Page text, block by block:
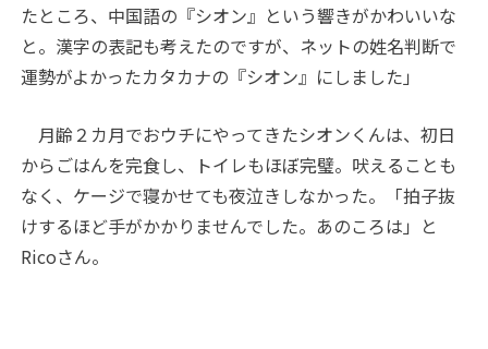
たところ、中国語の『シオン』という響きがかわいいな
と。漢字の表記も考えたのですが、ネットの姓名判断で
運勢がよかったカタカナの『シオン』にしました」
月齢２カ月でおウチにやってきたシオンくんは、初日
からごはんを完食し、トイレもほぼ完璧。吠えることも
なく、ケージで寝かせても夜泣きしなかった。「拍子抜
けするほど手がかかりませんでした。あのころは」と
Ricoさん。